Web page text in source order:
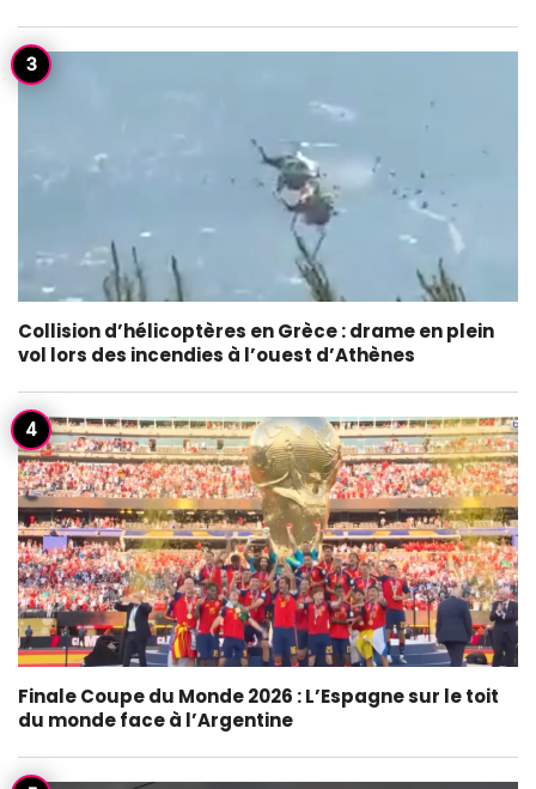
Collision d’hélicoptères en Grèce : drame en plein
vol lors des incendies à l’ouest d’Athènes
Finale Coupe du Monde 2026 : L’Espagne sur le toit
du monde face à l’Argentine